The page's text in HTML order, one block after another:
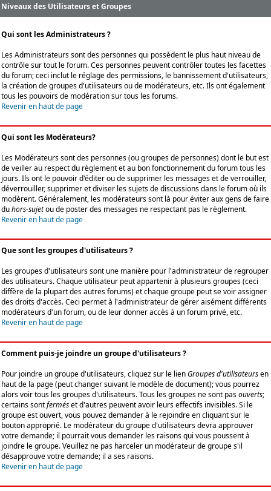
Niveaux des Utilisateurs et Groupes
Qui sont les Administrateurs ?
Les Administrateurs sont des personnes qui possèdent le plus haut niveau de
contrôle sur tout le forum. Ces personnes peuvent contrôler toutes les facettes
du forum; ceci inclut le réglage des permissions, le bannissement d'utilisateurs,
la création de groupes d'utilisateurs ou de modérateurs, etc. Ils ont également
tous les pouvoirs de modération sur tous les forums.
Revenir en haut de page
Qui sont les Modérateurs?
Les Modérateurs sont des personnes (ou groupes de personnes) dont le but est
de veiller au respect du règlement et au bon fonctionnement du forum tous les
jours. Ils ont le pouvoir d'éditer ou de supprimer les messages et de verrouiller,
déverrouiller, supprimer et diviser les sujets de discussions dans le forum où ils
modèrent. Généralement, les modérateurs sont là pour éviter aux gens de faire
duhors-sujetou de poster des messages ne respectant pas le règlement.
Revenir en haut de page
Que sont les groupes d'utilisateurs ?
Les groupes d'utilisateurs sont une manière pour l'administrateur de regrouper
des utilisateurs. Chaque utilisateur peut appartenir à plusieurs groupes (ceci
diffère de la plupart des autres forums) et chaque groupe peut se voir assigner
des droits d'accès. Ceci permet à l'administrateur de gérer aisément différents
modérateurs d'un forum, ou de leur donner accès à un forum privé, etc.
Revenir en haut de page
Comment puis-je joindre un groupe d'utilisateurs ?
Pour joindre un groupe d'utilisateurs, cliquez sur le lienGroupes d'utilisateursen
haut de la page (peut changer suivant le modèle de document); vous pourrez
alors voir tous les groupes d'utilisateurs. Tous les groupes ne sont pasouverts;
certains sontferméset d'autres peuvent avoir leurs effectifs invisibles. Si le
groupe est ouvert, vous pouvez demander à le rejoindre en cliquant sur le
bouton approprié. Le modérateur du groupe d'utilisateurs devra approuver
votre demande; il pourrait vous demander les raisons qui vous poussent à
joindre le groupe. Veuillez ne pas harceler un modérateur de groupe s'il
désapprouve votre demande; il a ses raisons.
Revenir en haut de page